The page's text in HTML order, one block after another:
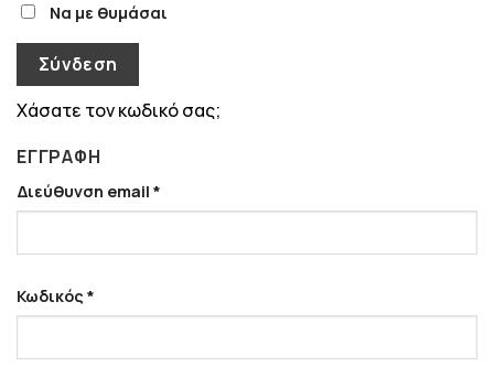
Να με θυμάσαι
Σύνδεση
Χάσατε τον κωδικό σας;
ΕΓΓΡΑΦΉ
Διεύθυνση email *
Κωδικός *